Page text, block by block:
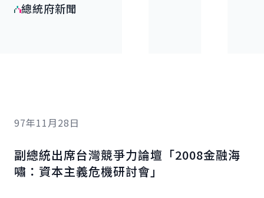
總統府新聞
97年11月28日
副總統出席台灣競爭力論壇「2008金融海
嘯：資本主義危機研討會」